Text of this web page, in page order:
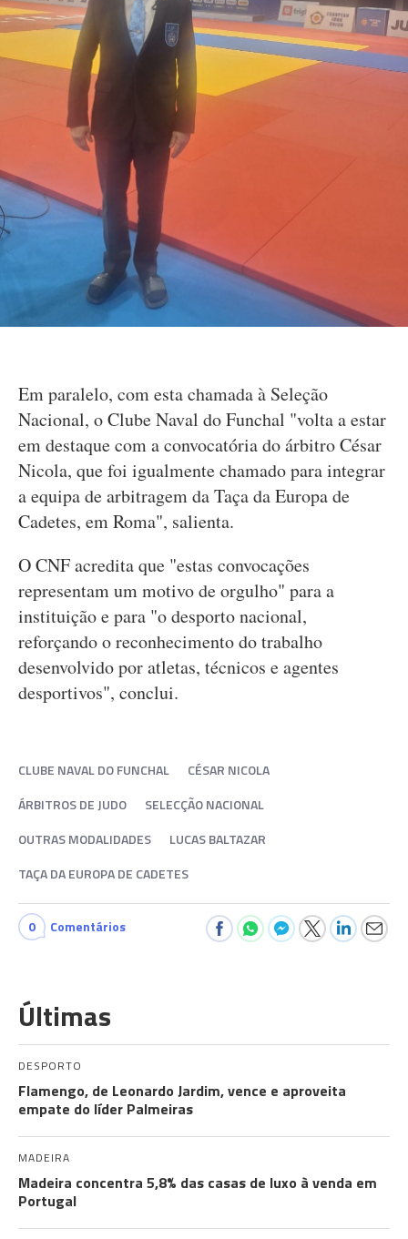
Em paralelo, com esta chamada à Seleção
Nacional, o Clube Naval do Funchal "volta a estar
em destaque com a convocatória do árbitro César
Nicola, que foi igualmente chamado para integrar
a equipa de arbitragem da Taça da Europa de
Cadetes, em Roma", salienta.
O CNF acredita que "estas convocações
representam um motivo de orgulho" para a
instituição e para "o desporto nacional,
reforçando o reconhecimento do trabalho
desenvolvido por atletas, técnicos e agentes
desportivos", conclui.
CLUBE NAVAL DO FUNCHAL
CÉSAR NICOLA
ÁRBITROS DE JUDO
SELECÇÃO NACIONAL
OUTRAS MODALIDADES
LUCAS BALTAZAR
TAÇA DA EUROPA DE CADETES
0 Comentários
Últimas
DESPORTO
Flamengo, de Leonardo Jardim, vence e aproveita
empate do líder Palmeiras
MADEIRA
Madeira concentra 5,8% das casas de luxo à venda em
Portugal